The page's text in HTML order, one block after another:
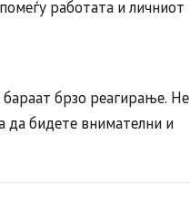
работата и личниот
брзо реагирање. Не
да бидете внимателни и